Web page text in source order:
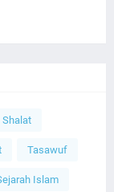
Shalat
Tasawuf
Islam